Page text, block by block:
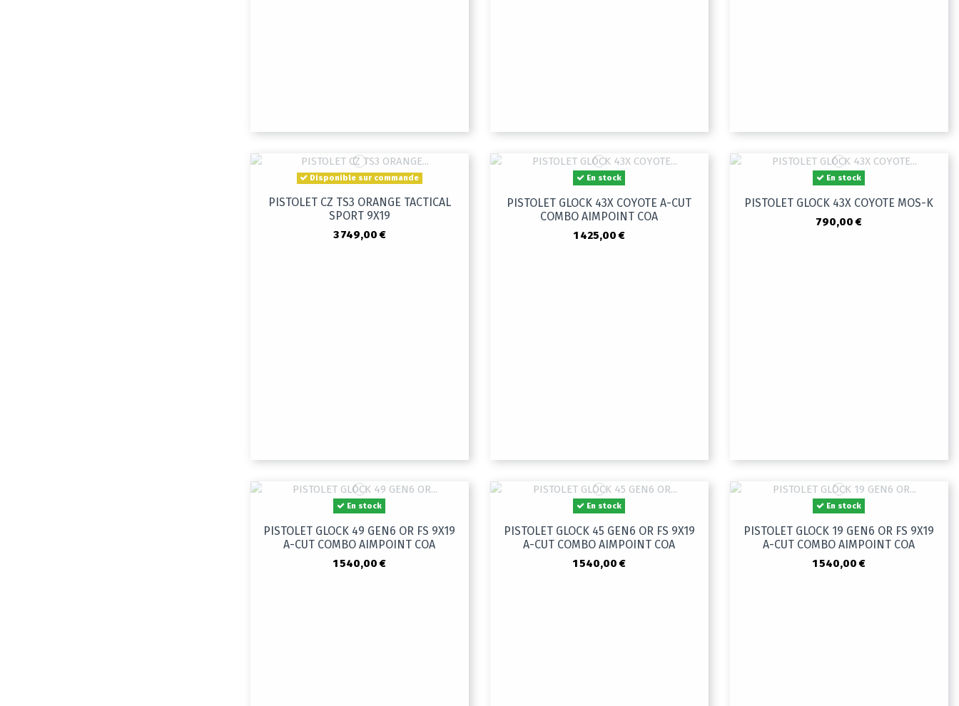
Disponible sur commande
PISTOLET CZ TS3 ORANGE TACTICAL
SPORT 9X19
3 749,00 €
En stock
PISTOLET GLOCK 43X COYOTE A-CUT
COMBO AIMPOINT COA
1 425,00 €
En stock
PISTOLET GLOCK 43X COYOTE MOS-K
790,00 €
En stock
PISTOLET GLOCK 49 GEN6 OR FS 9X19
A-CUT COMBO AIMPOINT COA
1 540,00 €
En stock
PISTOLET GLOCK 45 GEN6 OR FS 9X19
A-CUT COMBO AIMPOINT COA
1 540,00 €
En stock
PISTOLET GLOCK 19 GEN6 OR FS 9X19
A-CUT COMBO AIMPOINT COA
1 540,00 €